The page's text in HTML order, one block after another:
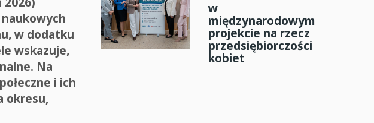
w dodatku
wskazuje,
Na
i ich
okresu,
w
międzynarodowym
projekcie na rzecz
przedsiębiorczości
kobiet